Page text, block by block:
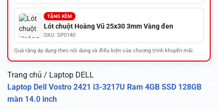
TẶNG KÈM
Lót chuột Hoàng Vũ 25x30 3mm Vàng đen
SKU: SP0140
Quà tặng áp dụng theo nội dung và điều kiện của chương trình khuyến mãi.
Trang chủ / Laptop DELL
Laptop Dell Vostro 2421 i3-3217U Ram 4GB SSD 128GB
màn 14.0 inch